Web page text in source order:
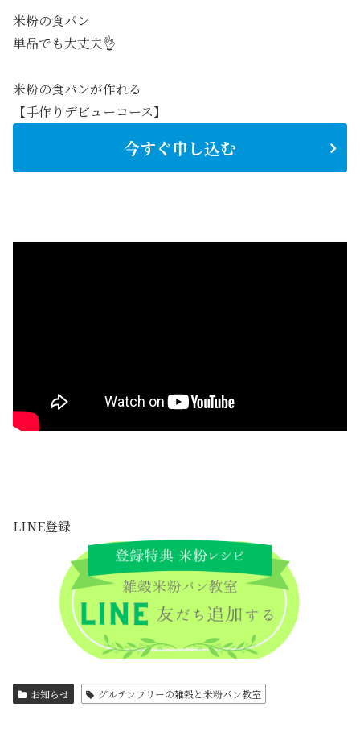
米粉の食パン
単品でも大丈夫👌
米粉の食パンが作れる
【手作りデビューコース】
今すぐ申し込む
LINE登録
お知らせ グルテンフリーの雑穀と米粉パン教室